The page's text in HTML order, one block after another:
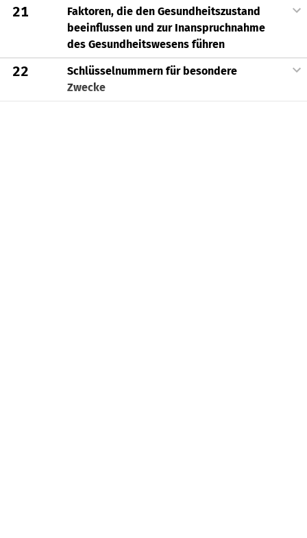
21
Faktoren, die den Gesundheitszustand
beeinflussen und zur Inanspruchnahme
des Gesundheitswesens führen
22
Schlüsselnummern für besondere
Zwecke